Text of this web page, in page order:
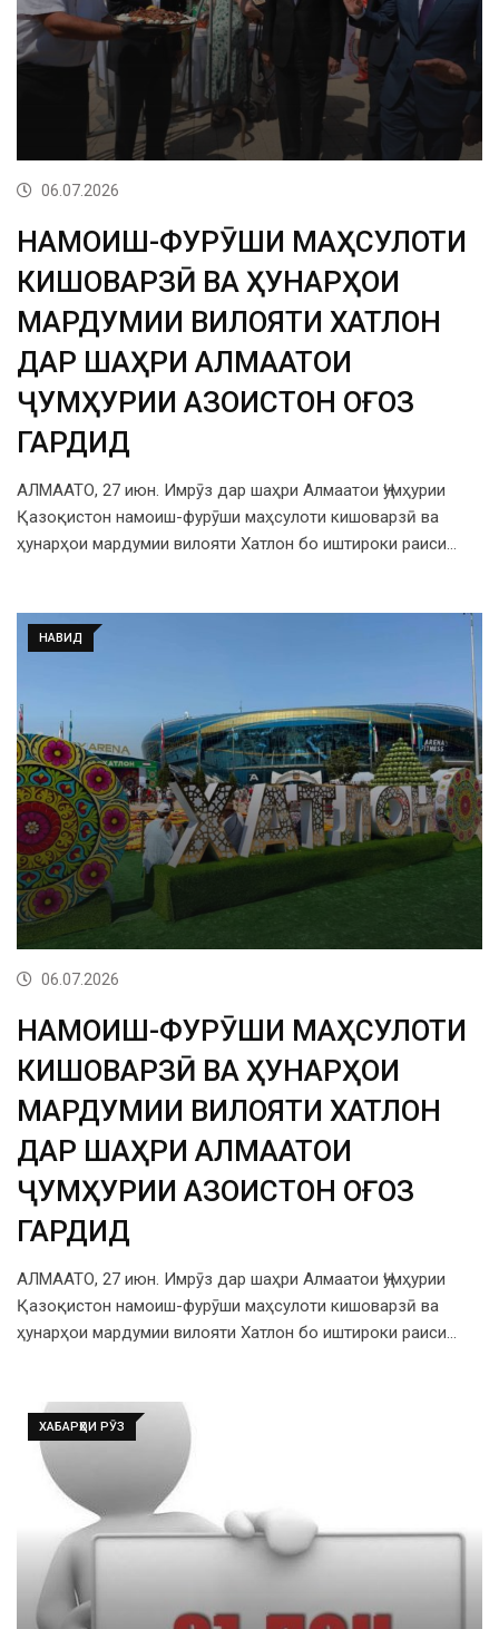
06.07.2026
НАМОИШ-ФУРӮШИ МАҲСУЛОТИ
КИШОВАРЗӢ ВА ҲУНАРҲОИ
МАРДУМИИ ВИЛОЯТИ ХАТЛОН
ДАР ШАҲРИ АЛМААТОИ
ҶУМҲУРИИ ҚАЗОҚИСТОН ОҒОЗ
ГАРДИД
АЛМААТО, 27 июн. Имрӯз дар шаҳри Алмаатои Ҷумҳурии
Қазоқистон намоиш-фурӯши маҳсулоти кишоварзӣ ва
ҳунарҳои мардумии вилояти Хатлон бо иштироки раиси…
НАВИД
06.07.2026
НАМОИШ-ФУРӮШИ МАҲСУЛОТИ
КИШОВАРЗӢ ВА ҲУНАРҲОИ
МАРДУМИИ ВИЛОЯТИ ХАТЛОН
ДАР ШАҲРИ АЛМААТОИ
ҶУМҲУРИИ ҚАЗОҚИСТОН ОҒОЗ
ГАРДИД
АЛМААТО, 27 июн. Имрӯз дар шаҳри Алмаатои Ҷумҳурии
Қазоқистон намоиш-фурӯши маҳсулоти кишоварзӣ ва
ҳунарҳои мардумии вилояти Хатлон бо иштироки раиси…
ХАБАРҲОИ РӮЗ